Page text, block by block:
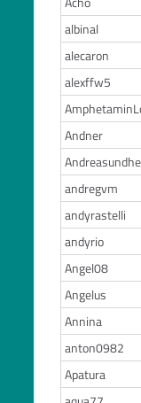
albinal
alecaron
alexffw5
Andner
andregvm
andyrastelli
andyrio
Angel08
Angelus
Annina
anton0982
Apatura